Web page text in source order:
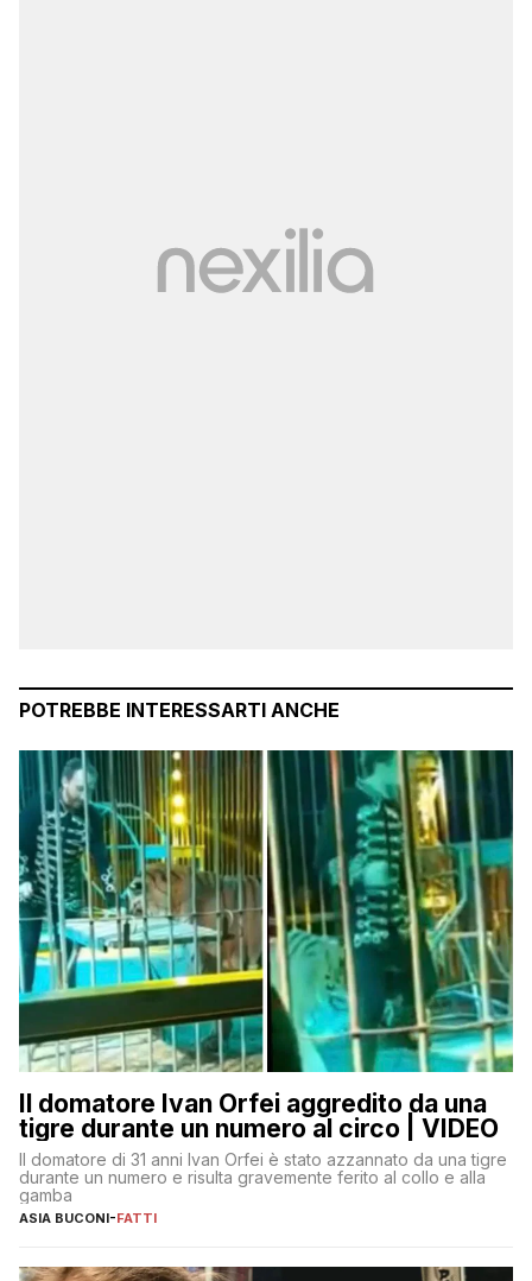
POTREBBE INTERESSARTI ANCHE
Il domatore Ivan Orfei aggredito da una
tigre durante un numero al circo | VIDEO
Il domatore di 31 anni Ivan Orfei è stato azzannato da una tigre
durante un numero e risulta gravemente ferito al collo e alla
gamba
ASIA BUCONI-FATTI